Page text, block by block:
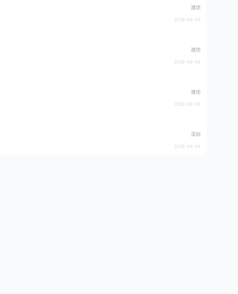
潍坊
2026-08-09
潍坊
2026-08-08
潍坊
2026-08-08
深圳
2026-08-08